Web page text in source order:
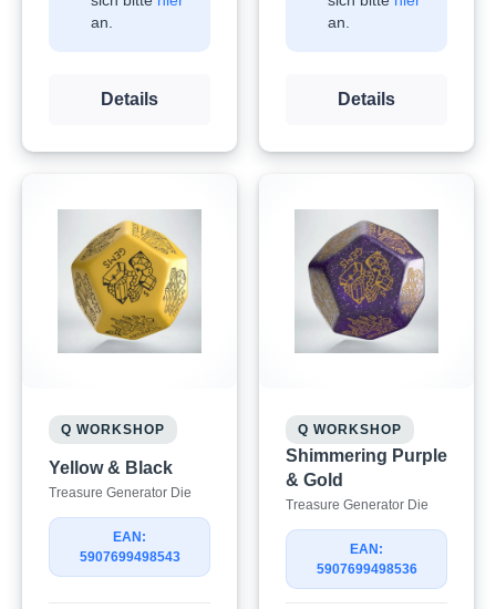
an.
Details
an.
Details
Q WORKSHOP
Yellow & Black
Treasure Generator Die
EAN:
5907699498543
Q WORKSHOP
Shimmering Purple
& Gold
Treasure Generator Die
EAN:
5907699498536